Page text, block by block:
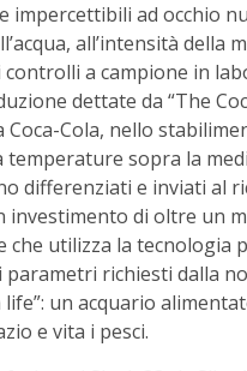
ad occhio
all’intensità della
a campione in
dettate da “The
Coca-Cola, nello
temperature sopra la
differenziati e inviati al
investimento di oltre un
utilizza la tecnologia
parametri richiesti dalla
un acquario
e vita i pesci.